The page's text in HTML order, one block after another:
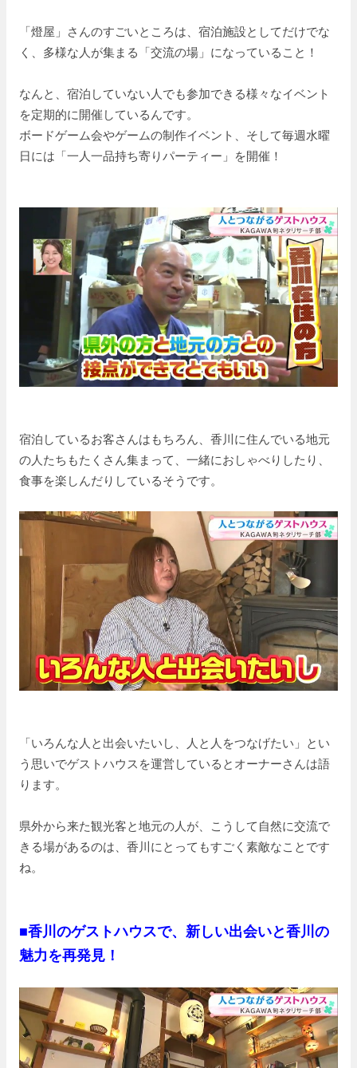
「燈屋」さんのすごいところは、宿泊施設としてだけでな
く、多様な人が集まる「交流の場」になっていること！
なんと、宿泊していない人でも参加できる様々なイベント
を定期的に開催しているんです。
ボードゲーム会やゲームの制作イベント、そして毎週水曜
日には「一人一品持ち寄りパーティー」を開催！
宿泊しているお客さんはもちろん、香川に住んでいる地元
の人たちもたくさん集まって、一緒におしゃべりしたり、
食事を楽しんだりしているそうです。
「いろんな人と出会いたいし、人と人をつなげたい」とい
う思いでゲストハウスを運営しているとオーナーさんは語
ります。
県外から来た観光客と地元の人が、こうして自然に交流で
きる場があるのは、香川にとってもすごく素敵なことです
ね。
■香川のゲストハウスで、新しい出会いと香川の
魅力を再発見！